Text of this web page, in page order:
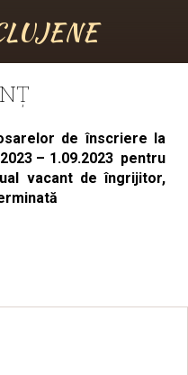
de înscriere la
– 1.09.2023 pentru
vacant de îngrijitor,